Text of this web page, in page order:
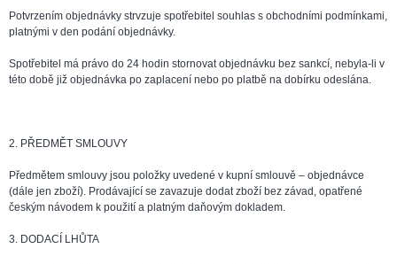
Potvrzením objednávky strvzuje spotřebitel souhlas s obchodními podmínkami,
platnými v den podání objednávky.
Spotřebitel má právo do 24 hodin stornovat objednávku bez sankcí, nebyla-li v
této době již objednávka po zaplacení nebo po platbě na dobírku odeslána.
2. PŘEDMĚT SMLOUVY
Předmětem smlouvy jsou položky uvedené v kupní smlouvě – objednávce
(dále jen zboží). Prodávající se zavazuje dodat zboží bez závad, opatřené
českým návodem k použití a platným daňovým dokladem.
3. DODACÍ LHŮTA